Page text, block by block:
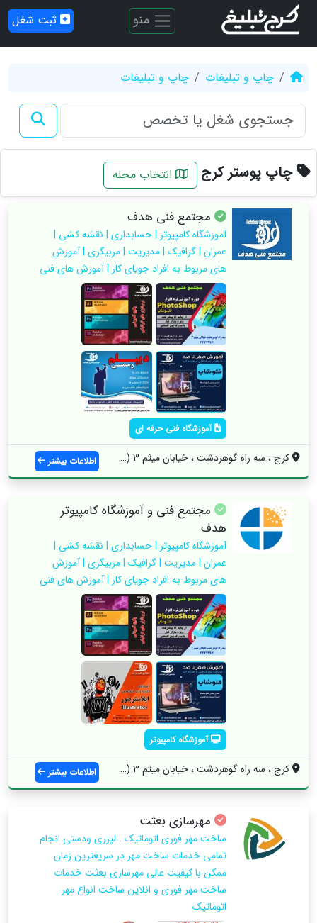
منو ثبت شغل
چاپ و تبلیغات چاپ و تبلیغات
چاپ پوستر کرج انتخاب محله
مجتمع فنی هدف
آموزشگاه کامپیوتر | حسابداری | نقشه کشی |
عمران | گرافیک | مدیریت | مربیگری | آموزش
های مربوط به افراد جویای کار | آموزش های فنی
آموزشگاه فنی حرفه ای
کرج ، سه راه گوهردشت ، خیابان میثم 3 (شه... اطلاعات بیشتر
مجتمع فنی و آموزشگاه کامپیوتر
هدف
آموزشگاه کامپیوتر | حسابداری | نقشه کشی |
عمران | مدیریت | گرافیک | مربیگری | آموزش
های مربوط به افراد جویای کار | آموزش های فنی
آموزشگاه کامپیوتر
کرج ، سه راه گوهردشت ، خیابان میثم 3 (شه... اطلاعات بیشتر
مهرسازی بعثت
ساخت مهر فوری اتوماتیک . لیزری ودستی انجام
تمامی خدمات ساخت مهر در سریعترین زمان
ممکن با کیفیت عالی مهرسازی بعثت خدمات
ساخت مهر فوری و انلاین ساخت انواع مهر
اتوماتیک